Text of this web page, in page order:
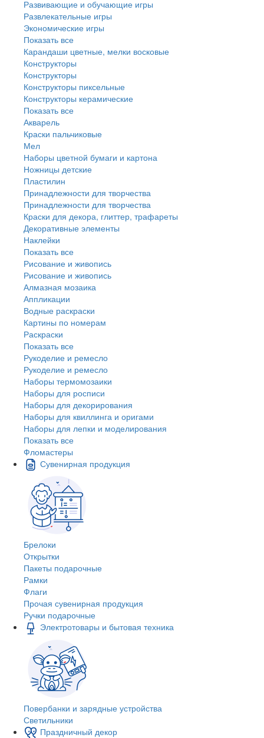
Развивающие и обучающие игры
Развлекательные игры
Экономические игры
Показать все
Карандаши цветные, мелки восковые
Конструкторы
Конструкторы
Конструкторы пиксельные
Конструкторы керамические
Показать все
Акварель
Краски пальчиковые
Мел
Наборы цветной бумаги и картона
Ножницы детские
Пластилин
Принадлежности для творчества
Принадлежности для творчества
Краски для декора, глиттер, трафареты
Декоративные элементы
Наклейки
Показать все
Рисование и живопись
Рисование и живопись
Алмазная мозаика
Аппликации
Водные раскраски
Картины по номерам
Раскраски
Показать все
Рукоделие и ремесло
Рукоделие и ремесло
Наборы термомозаики
Наборы для росписи
Наборы для декорирования
Наборы для квиллинга и оригами
Наборы для лепки и моделирования
Показать все
Фломастеры
Сувенирная продукция
Брелоки
Открытки
Пакеты подарочные
Рамки
Флаги
Прочая сувенирная продукция
Ручки подарочные
Электротовары и бытовая техника
Повербанки и зарядные устройства
Светильники
Праздничный декор